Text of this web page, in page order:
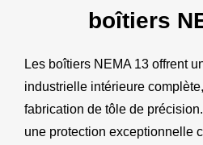
boîtiers
Les boîtiers NEMA 13 offrent
industrielle intérieure
fabrication de tôle de
une protection exceptionnelle